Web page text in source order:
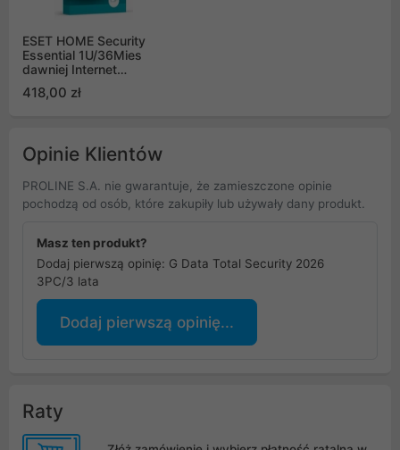
ESET HOME Security
Essential 1U/36Mies
dawniej Internet
418,00 zł
Opinie Klientów
PROLINE S.A. nie gwarantuje, że zamieszczone opinie
pochodzą od osób, które zakupiły lub używały dany produkt.
Masz ten produkt?
Dodaj pierwszą opinię: G Data Total Security 2026
3PC/3 lata
Dodaj pierwszą opinię...
Raty